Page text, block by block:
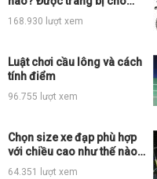
những loại xe đạp thể thao
168.930 lượt xem
Luật chơi cầu lông và cách
tính điểm
96.755 lượt xem
Chọn size xe đạp phù hợp
với chiều cao như thế nào
cho đúng?
64.351 lượt xem